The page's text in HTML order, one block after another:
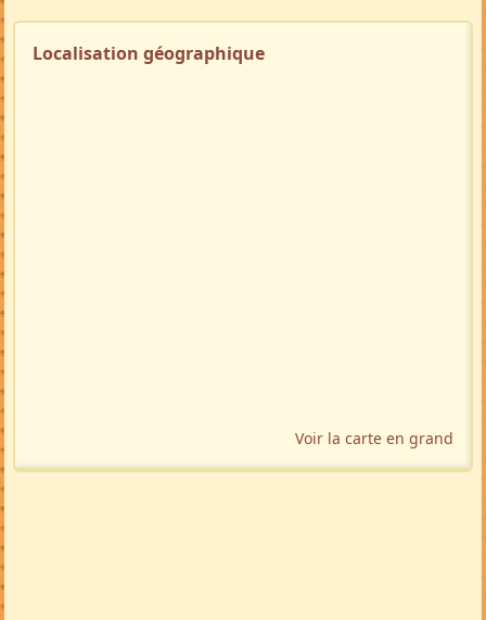
Localisation géographique
Voir la carte en grand